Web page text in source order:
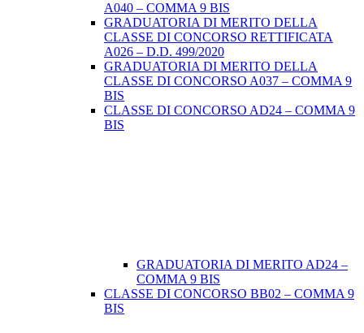
A040 – COMMA 9 BIS
GRADUATORIA DI MERITO DELLA
CLASSE DI CONCORSO RETTIFICATA
A026 – D.D. 499/2020
GRADUATORIA DI MERITO DELLA
CLASSE DI CONCORSO A037 – COMMA 9
BIS
CLASSE DI CONCORSO AD24 – COMMA 9
BIS
GRADUATORIA DI MERITO AD24 –
COMMA 9 BIS
CLASSE DI CONCORSO BB02 – COMMA 9
BIS